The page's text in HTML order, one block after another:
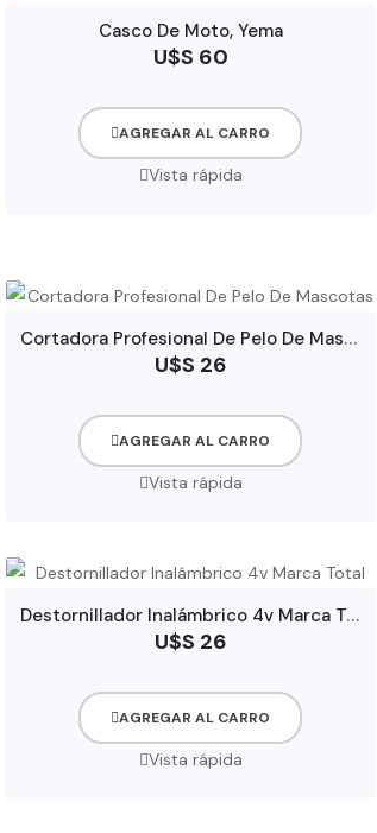
Casco De Moto, Yema
U$S 60
AGREGAR AL CARRO
Vista rápida
C
ortadora Profesional De Pelo De Mascotas
U$S 26
AGREGAR AL CARRO
Vista rápida
D
estornillador Inalámbrico 4v Marca Total
U$S 26
AGREGAR AL CARRO
Vista rápida